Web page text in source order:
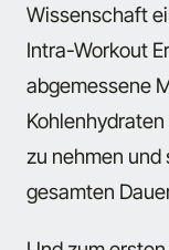
Wissenschaft
Intra-Workout
abgemessene
zu nehmen
gesamten